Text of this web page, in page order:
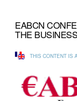
EABCN
THE
THIS CONTENT IS